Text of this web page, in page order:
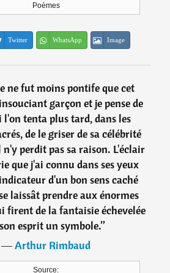
Poèmes
Twitter WhatsApp Image
ne fut moins pontife que cet
garçon et je pense de
l'on tenta plus tard, dans les
de le griser de sa célébrité
perdit pas sa raison. L'éclair
que j'ai connu dans ses yeux
d'un bon sens caché
laissât prendre aux énormes
firent de la fantaisie échevelée
esprit un symbole.”
―Arthur Rimbaud
Source: